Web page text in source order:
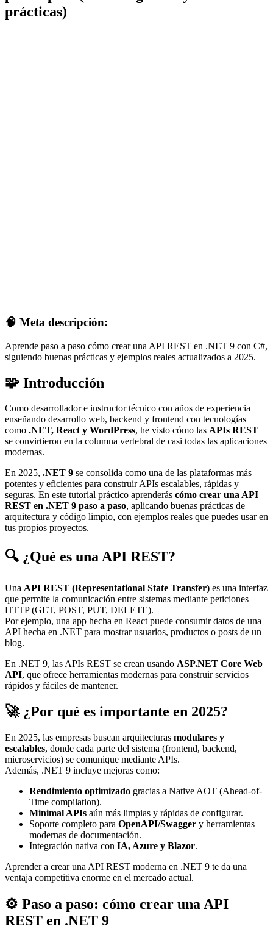
prácticas)
🧠 Meta descripción:
Aprende paso a paso cómo crear una API REST en .NET 9 con C#,
siguiendo buenas prácticas y ejemplos reales actualizados a 2025.
🧩 Introducción
Como desarrollador e instructor técnico con años de experiencia
enseñando desarrollo web, backend y frontend con tecnologías
como .NET, React y WordPress, he visto cómo las APIs REST
se convirtieron en la columna vertebral de casi todas las aplicaciones
modernas.
En 2025, .NET 9 se consolida como una de las plataformas más
potentes y eficientes para construir APIs escalables, rápidas y
seguras. En este tutorial práctico aprenderás cómo crear una API
REST en .NET 9 paso a paso, aplicando buenas prácticas de
arquitectura y código limpio, con ejemplos reales que puedes usar en
tus propios proyectos.
🔍 ¿Qué es una API REST?
Una API REST (Representational State Transfer) es una interfaz
que permite la comunicación entre sistemas mediante peticiones
HTTP (GET, POST, PUT, DELETE).
Por ejemplo, una app hecha en React puede consumir datos de una
API hecha en .NET para mostrar usuarios, productos o posts de un
blog.
En .NET 9, las APIs REST se crean usando ASP.NET Core Web
API, que ofrece herramientas modernas para construir servicios
rápidos y fáciles de mantener.
🚀 ¿Por qué es importante en 2025?
En 2025, las empresas buscan arquitecturas modulares y
escalables, donde cada parte del sistema (frontend, backend,
microservicios) se comunique mediante APIs.
Además, .NET 9 incluye mejoras como:
Rendimiento optimizado gracias a Native AOT (Ahead-of-
Time compilation).
Minimal APIs aún más limpias y rápidas de configurar.
Soporte completo para OpenAPI/Swagger y herramientas
modernas de documentación.
Integración nativa con IA, Azure y Blazor.
Aprender a crear una API REST moderna en .NET 9 te da una
ventaja competitiva enorme en el mercado actual.
⚙️ Paso a paso: cómo crear una API
REST en .NET 9